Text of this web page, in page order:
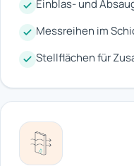
Einblas- und
Messreihen im
Stellflächen für